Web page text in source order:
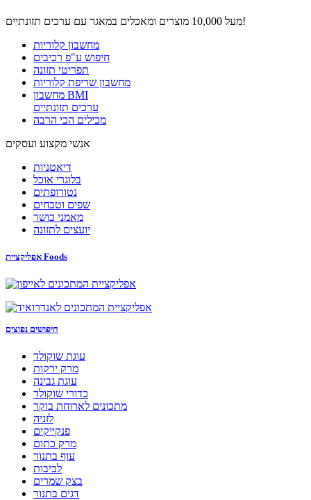
מעל 10,000 מוצרים ומאכלים במאגר עם ערכים תזונתיים!
מחשבון קלוריות
חיפוש ע"פ רכיבים
תפריטי תזונה
מחשבון שריפת קלוריות
מחשבון BMI
ערכים תזונתיים
מכילים הכי הרבה
אנשי מקצוע ועסקים
דיאטניות
בלוגרי אוכל
נטורופתים
שפים וטבחים
מאמני כושר
יועצים לתזונה
אפליקציית Foods
חיפושים נפוצים
עוגת שוקולד
מרק ירקות
עוגת גבינה
כדורי שוקולד
מתכונים לארוחת בוקר
לזניה
פנקייקים
מרק כתום
עוף בתנור
לביבות
בצק שמרים
דגים בתנור